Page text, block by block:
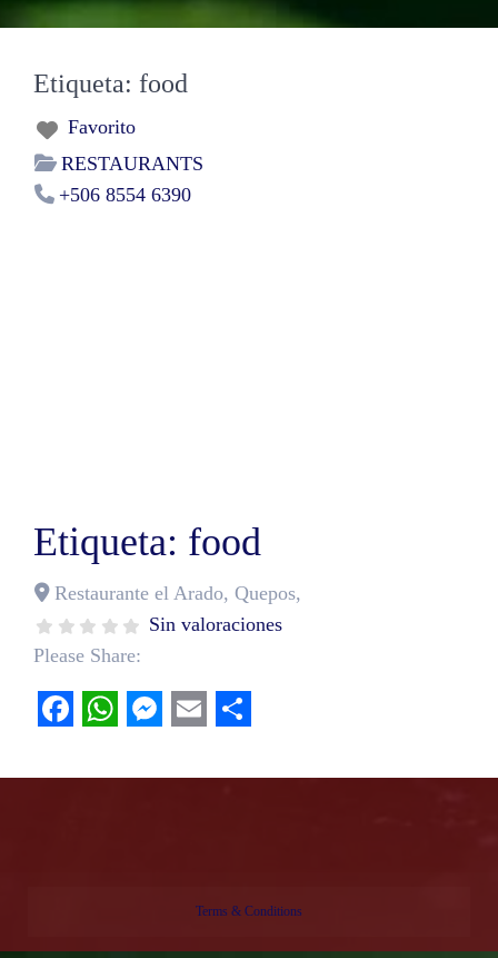
Etiqueta: food
Favorito
RESTAURANTS
+506 8554 6390
Etiqueta: food
Restaurante el Arado, Quepos,
Sin valoraciones
Please Share:
Terms & Conditions